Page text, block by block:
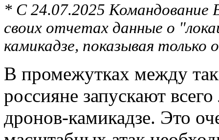
* С 24.07.2025 Командование
своих отчетах данные о
камикадзе, показывая
В промежутках между
россияне запускают
дронов-камикадзе. Это